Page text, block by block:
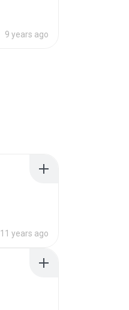
9 years ago
11 years ago